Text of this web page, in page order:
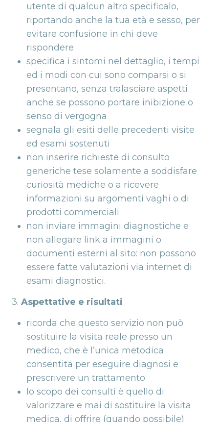
utente di qualcun altro specificalo,
riportando anche la tua età e sesso, per
evitare confusione in chi deve
rispondere
specifica i sintomi nel dettaglio, i tempi
ed i modi con cui sono comparsi o si
presentano, senza tralasciare aspetti
anche se possono portare inibizione o
senso di vergogna
segnala gli esiti delle precedenti visite
ed esami sostenuti
non inserire richieste di consulto
generiche tese solamente a soddisfare
curiosità mediche o a ricevere
informazioni su argomenti vaghi o di
prodotti commerciali
non inviare immagini diagnostiche e
non allegare link a immagini o
documenti esterni al sito: non possono
essere fatte valutazioni via internet di
esami diagnostici.
3. Aspettative e risultati
ricorda che questo servizio non può
sostituire la visita reale presso un
medico, che è l’unica metodica
consentita per eseguire diagnosi e
prescrivere un trattamento
lo scopo dei consulti è quello di
valorizzare e mai di sostituire la visita
medica, di offrire (quando possibile)